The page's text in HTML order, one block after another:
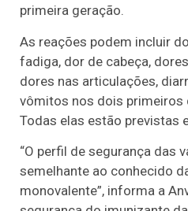
primeira geração.
As reações podem incluir
fadiga, dor de cabeça,
dores nas articulações,
vômitos nos dois primeiros
Todas elas estão previstas
“O perfil de segurança das
semelhante ao conhecido
monovalente”, informa a